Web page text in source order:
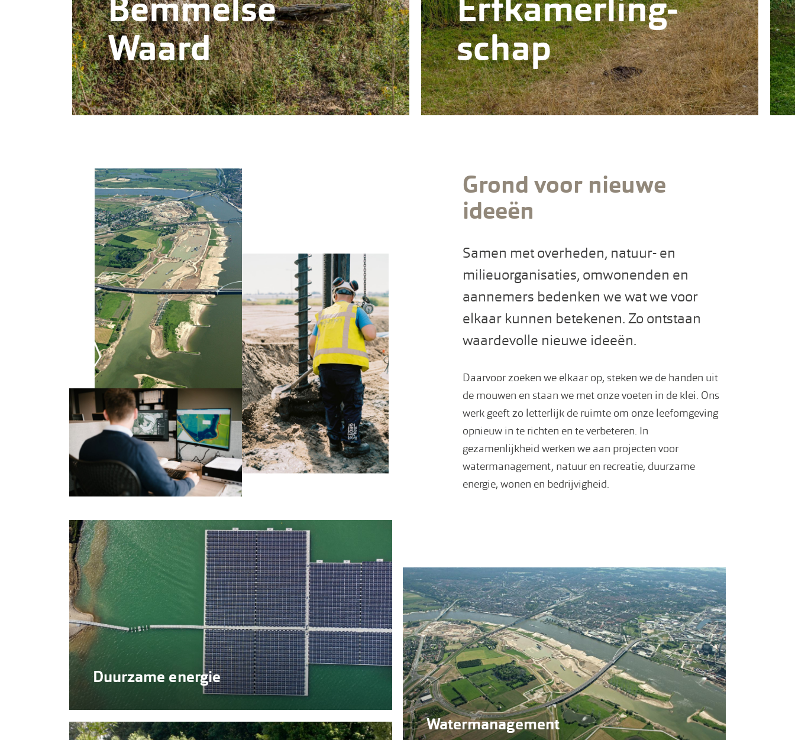
Bemmelse
Waard
Erfkamerling­
schap
Grond voor nieuwe
ideeën
Samen met overheden, natuur- en
milieuorganisaties, omwonenden en
aannemers bedenken we wat we voor
elkaar kunnen betekenen. Zo ontstaan
waardevolle nieuwe ideeën.
Daarvoor zoeken we elkaar op, steken we de handen uit
de mouwen en staan we met onze voeten in de klei. Ons
werk geeft zo letterlijk de ruimte om onze leefomgeving
opnieuw in te richten en te verbeteren. In
gezamenlijkheid werken we aan projecten voor
watermanagement, natuur en recreatie, duurzame
energie, wonen en bedrijvigheid.
Duurzame energie
Watermanagement